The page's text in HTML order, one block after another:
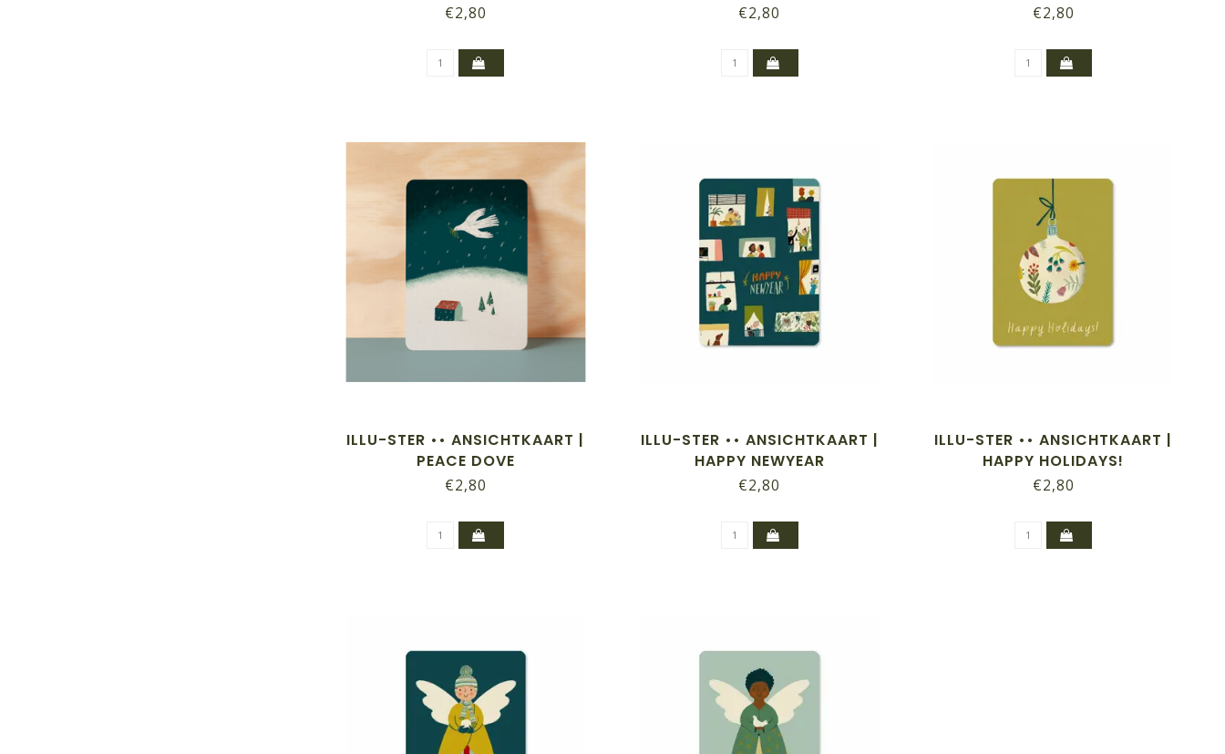
€2,80 €2,80 €2,80
ILLU-STER •• ANSICHTKAART |
PEACE DOVE
€2,80
ILLU-STER •• ANSICHTKAART |
HAPPY NEWYEAR
€2,80
ILLU-STER •• ANSICHTKAART |
HAPPY HOLIDAYS!
€2,80